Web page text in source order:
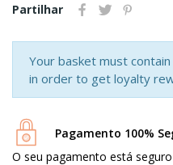
Partilhar
Your basket must
in order to get loyalty
Pagamento 100%
O seu pagamento está